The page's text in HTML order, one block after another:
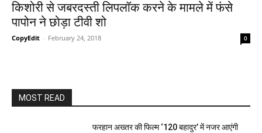
किशोरी से जबरदस्ती लिपलॉक करने के मामले में फंसे
पापोन ने छोड़ा टीवी शो
CopyEdit - February 24, 2018 0
MOST READ
फरहान अख्तर की फिल्म ‘120 बहादुर’ में नजर आएंगी